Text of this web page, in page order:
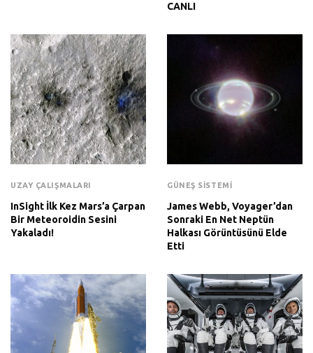
CANLI
UZAY ÇALIŞMALARI
InSight İlk Kez Mars’a Çarpan
Bir Meteoroidin Sesini
Yakaladı!
GÜNEŞ SISTEMI
James Webb, Voyager’dan
Sonraki En Net Neptün
Halkası Görüntüsünü Elde
Etti